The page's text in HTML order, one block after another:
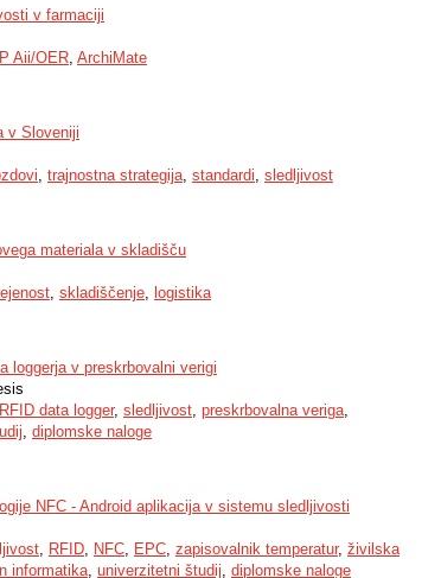
v farmaciji
Aii/OER, ArchiMate
v Sloveniji
, trajnostna strategija, standardi, sledljivost
materiala v skladišču
, skladiščenje, logistika
loggerja v preskrbovalni verigi
RFID data logger, sledljivost, preskrbovalna veriga,
, diplomske naloge
NFC - Android aplikacija v sistemu sledljivosti
, RFID, NFC, EPC, zapisovalnik temperatur, živilska
informatika, univerzitetni študij, diplomske naloge